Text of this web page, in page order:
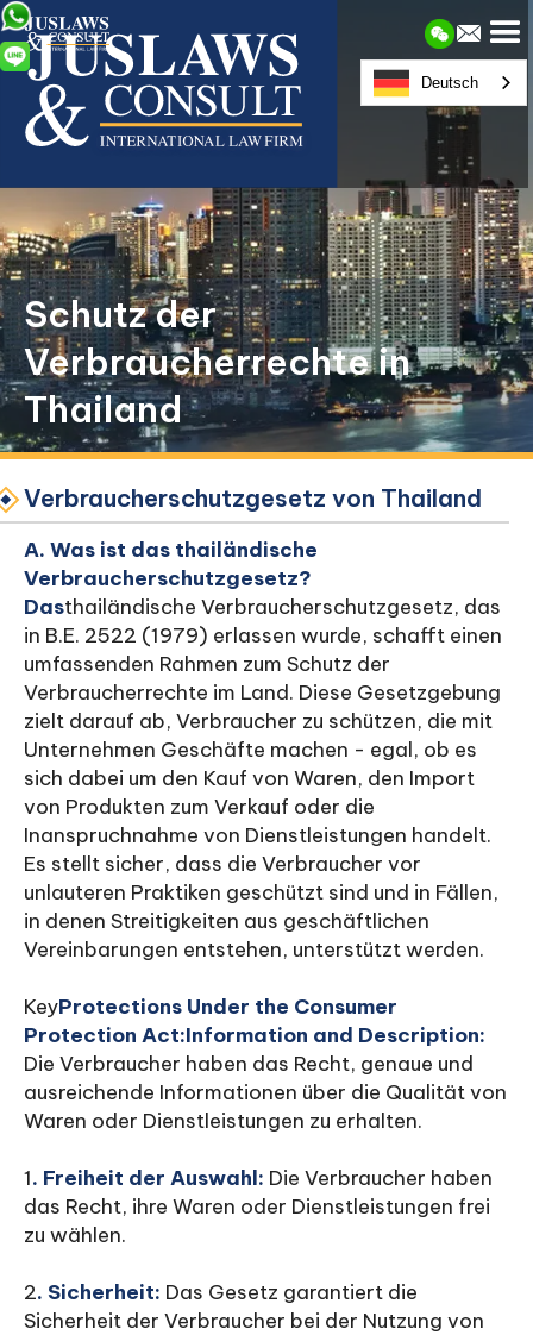
Schutz der
Verbraucherrechte in
Thailand
Verbraucherschutzgesetz von Thailand
A. Was ist das thailändische
Verbraucherschutzgesetz?
‍Dasthailändische Verbraucherschutzgesetz, das
in B.E. 2522 (1979) erlassen wurde, schafft einen
umfassenden Rahmen zum Schutz der
Verbraucherrechte im Land. Diese Gesetzgebung
zielt darauf ab, Verbraucher zu schützen, die mit
Unternehmen Geschäfte machen - egal, ob es
sich dabei um den Kauf von Waren, den Import
von Produkten zum Verkauf oder die
Inanspruchnahme von Dienstleistungen handelt.
Es stellt sicher, dass die Verbraucher vor
unlauteren Praktiken geschützt sind und in Fällen,
in denen Streitigkeiten aus geschäftlichen
Vereinbarungen entstehen, unterstützt werden.
‍KeyProtections Under the Consumer
Protection Act:Information and Description:
Die Verbraucher haben das Recht, genaue und
ausreichende Informationen über die Qualität von
Waren oder Dienstleistungen zu erhalten.
1. Freiheit der Auswahl: Die Verbraucher haben
das Recht, ihre Waren oder Dienstleistungen frei
zu wählen.
2. Sicherheit: Das Gesetz garantiert die
Sicherheit der Verbraucher bei der Nutzung von
Deutsch